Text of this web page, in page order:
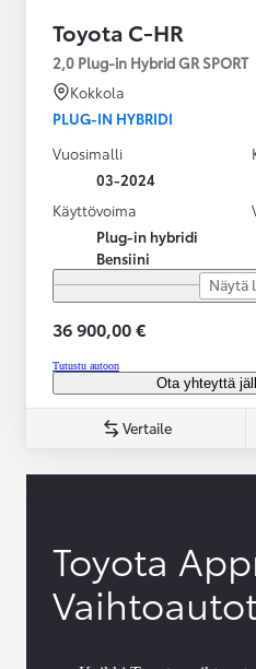
Toyota C-HR
2,0 Plug-in Hybrid GR SPORT
Kokkola
PLUG-IN HYBRIDI
Vuosimalli
03-2024
Käyttövoima
Plug-in hybridi
Bensiini
Näytä
36 900,00 €
Tutustu autoon
Ota yhteyttä
Vertaile
Toyota